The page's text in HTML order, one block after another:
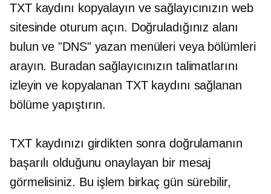
TXT kaydını kopyalayın ve sağlayıcınızın web
sitesinde oturum açın. Doğruladığınız alanı
bulun ve "DNS" yazan menüleri veya bölümleri
arayın. Buradan sağlayıcınızın talimatlarını
izleyin ve kopyalanan TXT kaydını sağlanan
bölüme yapıştırın.
TXT kaydınızı girdikten sonra doğrulamanın
başarılı olduğunu onaylayan bir mesaj
görmelisiniz. Bu işlem birkaç gün sürebilir,